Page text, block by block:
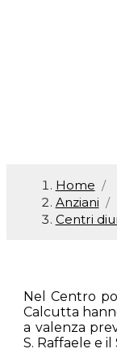
Home /
Anziani /
Centri
Nel Centro
Calcutta
a valenza
S. Raffaele e il